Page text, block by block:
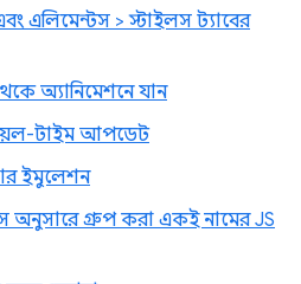
এলিমেন্টস > স্টাইলস ট্যাবের
অ্যানিমেশনে যান
টাইম আপডেট
ইমুলেশন
অনুসারে গ্রুপ করা একই নামের JS